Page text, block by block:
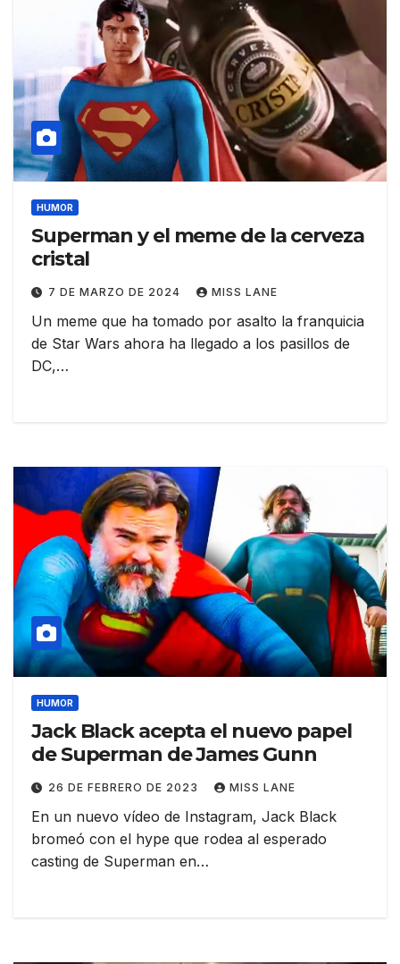
HUMOR
Superman y el meme de la cerveza
cristal
7 DE MARZO DE 2024 MISS LANE
Un meme que ha tomado por asalto la franquicia
de Star Wars ahora ha llegado a los pasillos de
DC,…
HUMOR
Jack Black acepta el nuevo papel
de Superman de James Gunn
26 DE FEBRERO DE 2023 MISS LANE
En un nuevo vídeo de Instagram, Jack Black
bromeó con el hype que rodea al esperado
casting de Superman en…